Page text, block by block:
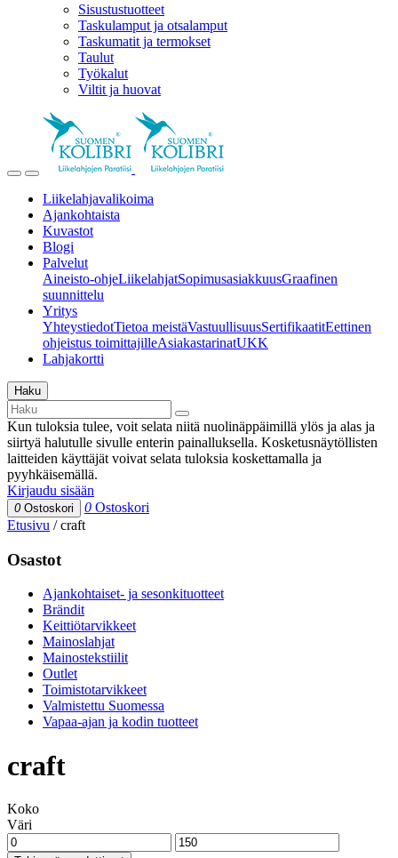
Sisustustuotteet
Taskulamput ja otsalamput
Taskumatit ja termokset
Taulut
Työkalut
Viltit ja huovat
Liikelahjavalikoima
Ajankohtaista
Kuvastot
Blogi
Palvelut
Aineisto-ohjeLiikelahjatSopimusasiakkuusGraafinen
suunnittelu
Yritys
YhteystiedotTietoa meistäVastuullisuusSertifikaatitEettinen
ohjeistus toimittajilleAsiakastarinatUKK
Lahjakortti
Haku
Kun tuloksia tulee, voit selata niitä nuolinäppäimillä ylös ja alas ja
siirtyä halutulle sivulle enterin painalluksella. Kosketusnäytöllisten
laitteiden käyttäjät voivat selata tuloksia koskettamalla ja
pyyhkäisemällä.
Kirjaudu sisään
0 Ostoskori 0 Ostoskori
Etusivu /craft
Osastot
Ajankohtaiset- ja sesonkituotteet
Brändit
Keittiötarvikkeet
Mainoslahjat
Mainostekstiilit
Outlet
Toimistotarvikkeet
Valmistettu Suomessa
Vapaa-ajan ja kodin tuotteet
craft
Koko
Väri